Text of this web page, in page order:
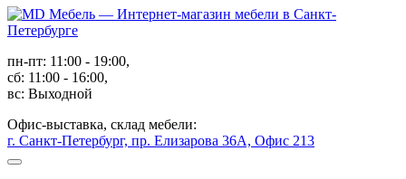
пн-пт: 11:00 - 19:00,
сб: 11:00 - 16:00,
вс: Выходной
Офис-выставка, склад мебели:
г. Санкт-Петербург, пр. Елизарова 36А, Офис 213